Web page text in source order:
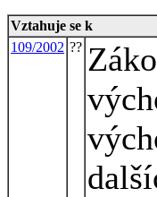
Vztahuje se k
109/2002 ??